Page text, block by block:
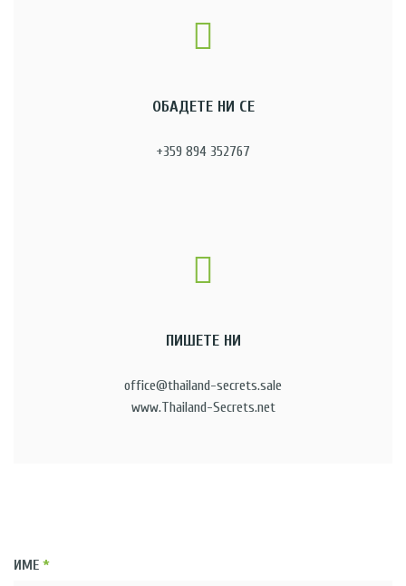
ОБАДЕТЕ НИ СЕ
+359 894 352767
ПИШЕТЕ НИ
office@thailand-secrets.sale
www.Thailand-Secrets.net
ИМЕ *